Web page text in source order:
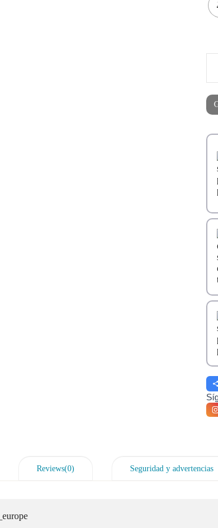
Reviews(0) Seguridad y advertencias